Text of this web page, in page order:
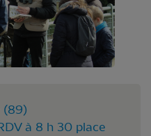
(89)
à 8 h 30 place